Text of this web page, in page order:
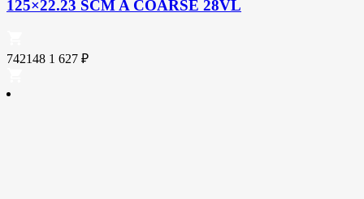
125×22.23 SCM A COARSE 28VL
742148 1 627 ₽